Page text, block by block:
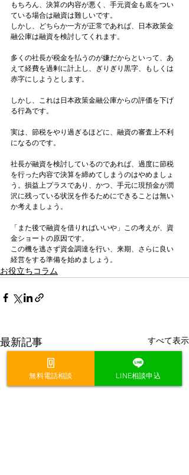
もちろん、決算の内容が悪く、手元資金も底をつい
ている場合は融資は難しいです。
しかし、どちらか一方が正常であれば、日本政策金
融公庫は融資を検討してくれます。
多くの社長が税金を払うのが嫌だからといって、あ
えて経費を過剰に計上し、ぎりぎり黒字、もしくは
赤字にしようとします。
しかし、これは日本政策金融公庫からの評価を下げ
る行為です。
実は、節税をやり過ぎるほどに、融資の審査上不利
になるのです。
社長が融資を検討しているのであれば、過度に節税
を行った内容で決算を締めてしまうのはやめましょ
う。損益上プラスであり、かつ、手元に現預金が潤
沢に残っている状況を作るためにできることは無い
か考えましょう。
「また後で融資を借りればいいや」この考えが、資
金ショートの原因です。
この機を逃さず資金調達を行い、来期、さらに良い
経営をする準備を始めましょう。
お役立ちコラム
最新記事 すべて表示
無料電話相談 LINE相談申込